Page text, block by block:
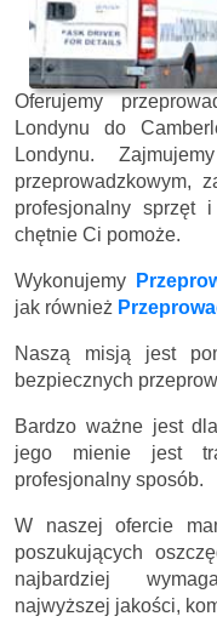
Oferujemy
Londynu do
Londynu.
przeprowadzkowym,
profesjonalny sprzęt
chętnie Ci pomoże.
Wykonujemy
jak również
Naszą misją jest
bezpiecznych
Bardzo ważne jest
jego mienie jest
profesjonalny sposób.
W naszej ofercie
poszukujących
najbardziej
najwyższej jakości,